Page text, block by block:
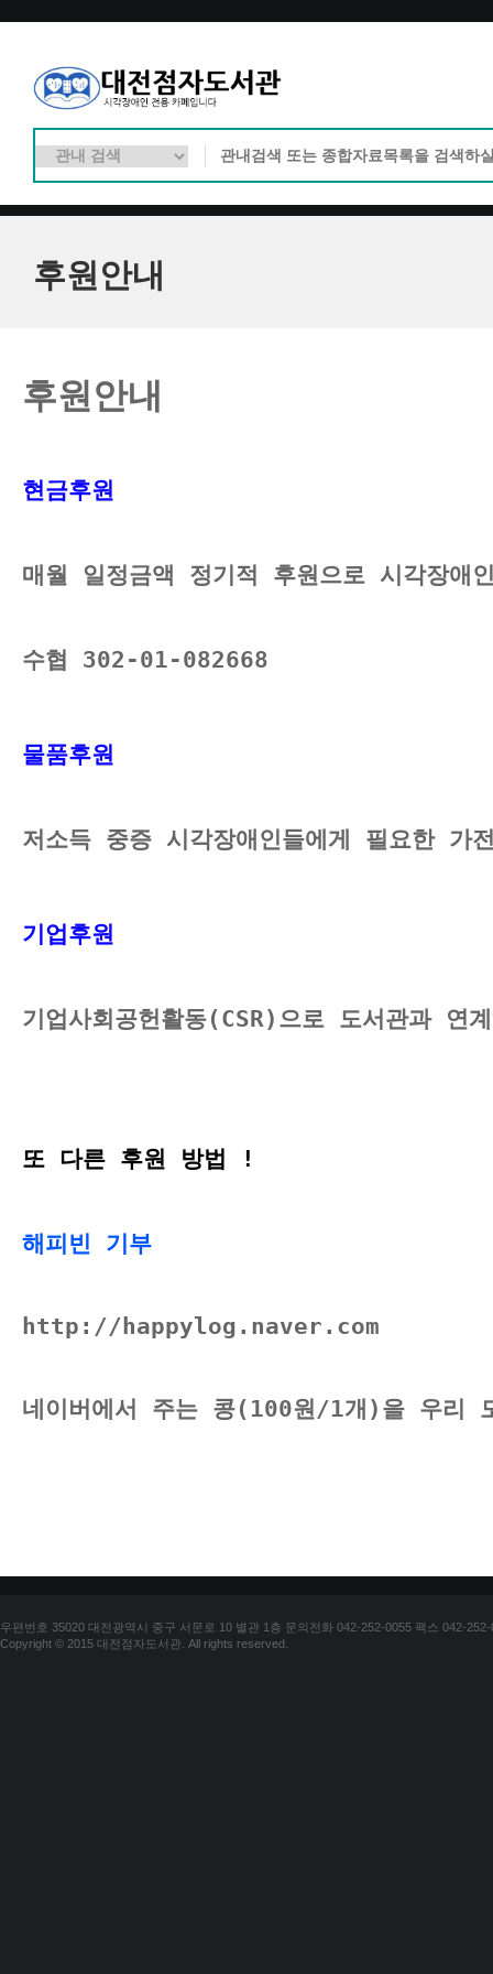
후원안내
후원안내
현금후원
매월 일정금액 정기적 후원으로 시각장애
수협 302-01-082668
물품후원
저소득 중증 시각장애인들에게 필요한
기업후원
기업사회공헌활동(CSR)으로 도서관과
또 다른 후원 방법 !
해피빈 기부
http://happylog.naver.com
네이버에서 주는 콩(100원/1개)을 우리
우편번호 35020 대전광역시 중구 서문로 10 별관 1층 문의전화 042-252-0055 팩스 042-252-
Copyright © 2015 대전점자도서관. All rights reserved.